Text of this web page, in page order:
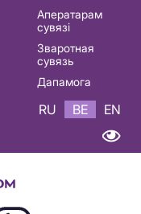
Аператарам
сувязі
Зваротная
сувязь
Дапамога
RU BE EN